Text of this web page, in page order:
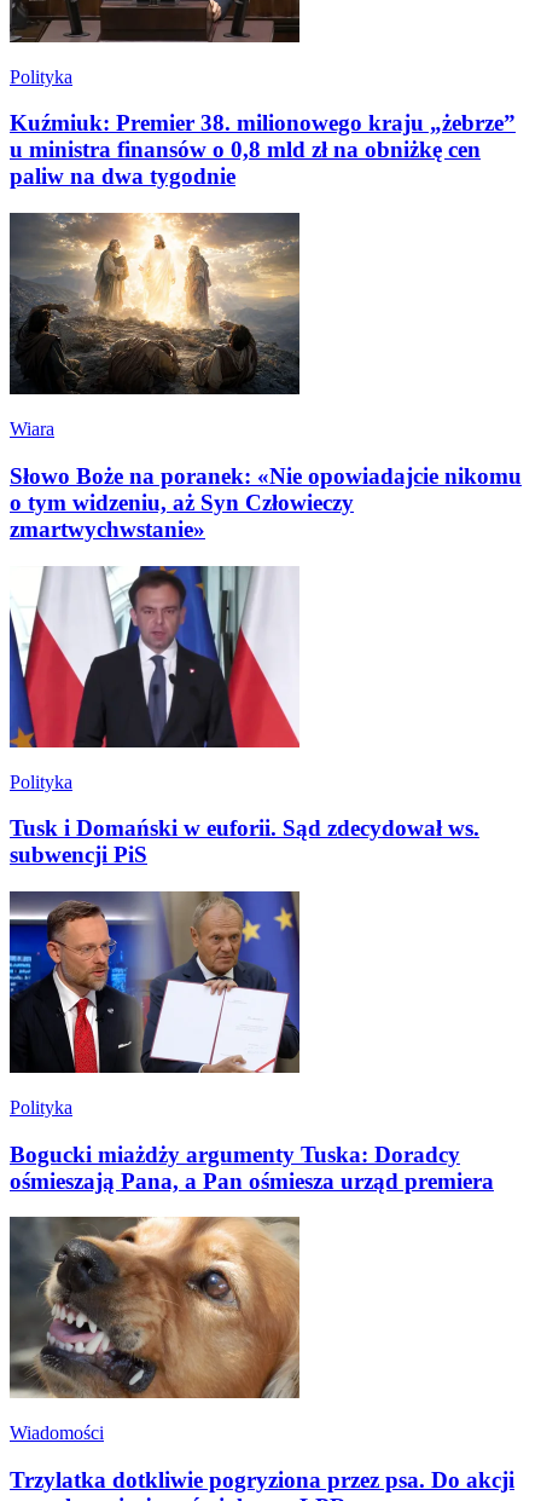
Polityka
Kuźmiuk: Premier 38. milionowego kraju „żebrze”
u ministra finansów o 0,8 mld zł na obniżkę cen
paliw na dwa tygodnie
Wiara
Słowo Boże na poranek: «Nie opowiadajcie nikomu
o tym widzeniu, aż Syn Człowieczy
zmartwychwstanie»
Polityka
Tusk i Domański w euforii. Sąd zdecydował ws.
subwencji PiS
Polityka
Bogucki miażdży argumenty Tuska: Doradcy
ośmieszają Pana, a Pan ośmiesza urząd premiera
Wiadomości
Trzylatka dotkliwie pogryziona przez psa. Do akcji